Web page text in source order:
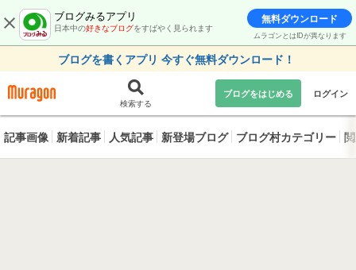
ブログみるアプリ
日本中の好きなブログをすばやく見られます
無料ダウンロード
ムラゴンとはIDが異なります
ブログを書くアプリ 今すぐ無料ダウンロード！
検索する
ブログをはじめる ログイン
記事画像 新着記事 人気記事 新登場ブログ ブログ村カテゴリー